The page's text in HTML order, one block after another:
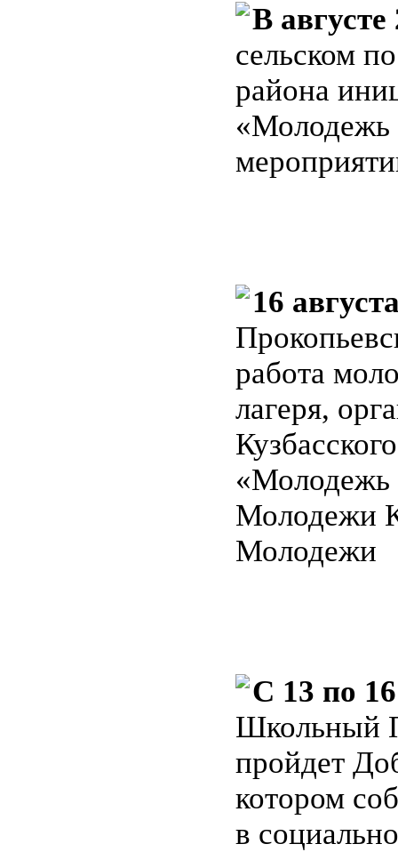
В августе
сельском
района
«Молодежь
16
работа
лагеря,
«Молодежь
Молодежи
Молодежи
C 13 по
Школьный
пройдет
котором
в